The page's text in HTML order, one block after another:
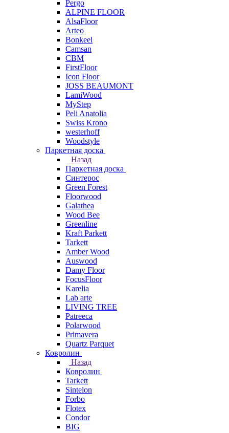
Pergo
ALPINE FLOOR
AlsaFloor
Arteo
Bonkeel
Camsan
CBM
FirstFloor
Icon Floor
JOSS BEAUMONT
LamiWood
MyStep
Peli Anatolia
Swiss Krono
westerhoff
Woodstyle
Паркетная доска
Назад
Паркетная доска
Синтерос
Green Forest
Floorwood
Galathea
Wood Bee
Greenline
Kraft Parkett
Tarkett
Amber Wood
Auswood
Damy Floor
FocusFloor
Karelia
Lab arte
LIVING TREE
Patreeca
Polarwood
Primavera
Quartz Parquet
Ковролин
Назад
Ковролин
Tarkett
Sintelon
Forbo
Flotex
Condor
BIG